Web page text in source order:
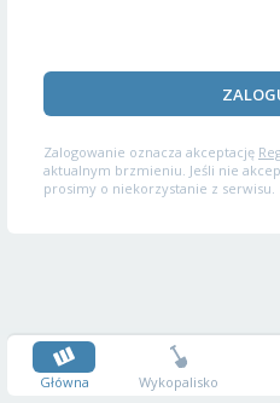
Zalogowanie oznacza akceptację
aktualnym brzmieniu. Jeśli nie
prosimy o niekorzystanie z serwisu.
Główna Wykopalisko